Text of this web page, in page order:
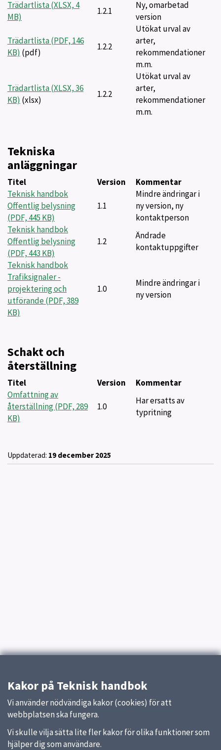
Trädartlista (XLSX, 4
MB)
1.2.1
Ny, omarbetad
version
Trädartlista (PDF, 146
KB) (pdf)
1.2.2
Utökat urval av
arter,
rekommendationer
m.m.
Trädartlista (XLSX, 36
KB) (xlsx)
1.2.2
Utökat urval av
arter,
rekommendationer
m.m.
Tekniska
anläggningar
Titel Version
Kommentar
Teknisk handbok
Offentlig belysning
(PDF, 445 KB)
1.1
Mindre ändringar i
ny version, ny
kontaktperson
Teknisk handbok
Offentlig belysning
(PDF, 443 KB)
1.2
Ändrade
kontaktuppgifter
Teknisk handbok
Trafiksignaler -
projektering och
utförande (PDF, 389
KB)
1.0
Mindre ändringar i
ny version
Schakt och
återställning
Titel Version
Kommentar
Omfattning av
återställning (PDF, 289
KB)
1.0
Har ersatts av
typritning
Uppdaterad: 19 december 2025
Kakor på Teknisk handbok
Vi använder nödvändiga kakor (cookies) för att
webbplatsen ska fungera.
Vi skulle vilja sätta lite fler kakor för olika funktioner som
hjälper dig som användare.